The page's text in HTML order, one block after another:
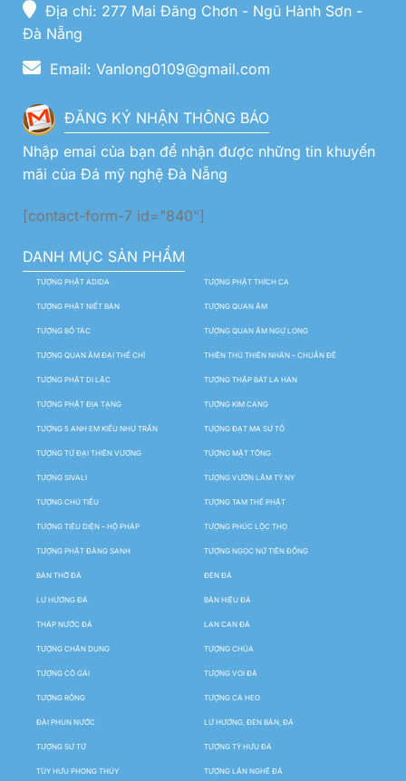
Địa chỉ: 277 Mai Đăng Chơn - Ngũ Hành Sơn -
Đà Nẵng
Email: Vanlong0109@gmail.com
ĐĂNG KÝ NHẬN THÔNG BÁO
Nhập emai của bạn để nhận được những tin khuyến
mãi của Đá mỹ nghệ Đà Nẵng
[contact-form-7 id="840"]
DANH MỤC SẢN PHẨM
TƯỢNG PHẬT ADIDA TƯỢNG PHẬT THÍCH CA
TƯỢNG PHẬT NIẾT BÀN TƯỢNG QUAN ÂM
TƯỢNG BỒ TÁC TƯỢNG QUAN ÂM NGỰ LONG
TƯỢNG QUAN ÂM ĐẠI THẾ CHÍ THIÊN THỦ THIÊN NHÃN – CHUẨN ĐỀ
TƯỢNG PHẬT DI LẶC TƯỢNG THẬP BÁT LA HÁN
TƯỢNG PHẬT ĐỊA TẠNG TƯỢNG KIM CANG
TƯỢNG 5 ANH EM KIỀU NHƯ TRẦN TƯỢNG ĐẠT MA SƯ TỔ
TƯỢNG TỨ ĐẠI THIÊN VƯƠNG TƯỢNG MẬT TÔNG
TƯỢNG SIVALI TƯỢNG VƯỜN LÂM TỲ NY
TƯỢNG CHÚ TIỂU TƯỢNG TAM THẾ PHẬT
TƯỢNG TIÊU DIỆN – HỘ PHÁP TƯỢNG PHÚC LỘC THỌ
TƯỢNG PHẬT ĐẢNG SANH TƯỢNG NGỌC NỮ TIÊN ĐỒNG
BÀN THỜ ĐÁ ĐÈN ĐÁ
LƯ HƯƠNG ĐÁ BẢN HIỆU ĐÁ
THÁP NƯỚC ĐÁ LAN CAN ĐÁ
TƯỢNG CHÂN DUNG TƯỢNG CHÚA
TƯỢNG CÔ GÁI TƯỢNG VOI ĐÁ
TƯỢNG RỒNG TƯỢNG CÁ HEO
ĐÀI PHUN NƯỚC LƯ HƯƠNG, ĐÈN BÀN, ĐÁ
TƯỢNG SƯ TỬ TƯỢNG TỲ HƯU ĐÁ
TÙY HƯU PHONG THỦY TƯỢNG LÂN NGHÊ ĐÁ